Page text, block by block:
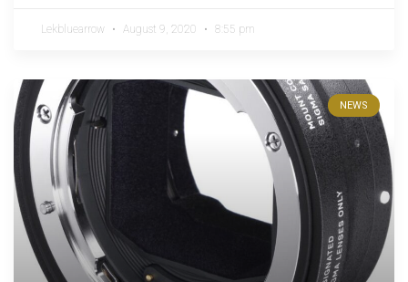
Lekbluearrow August 9, 2020 8:55 pm
NEWS